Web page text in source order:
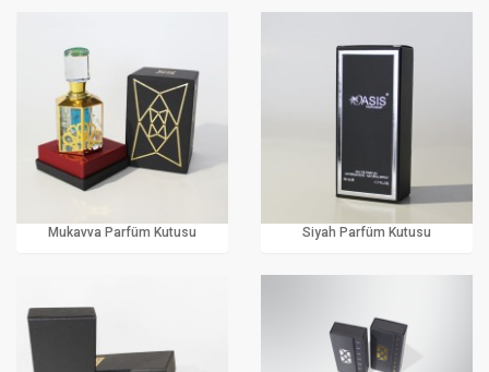
Mukavva Parfüm Kutusu Siyah Parfüm Kutusu